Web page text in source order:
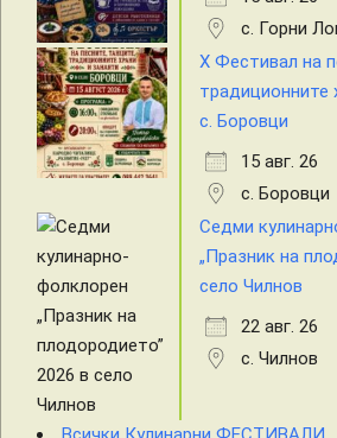
с. Горни
X Фестивал на
традиционните
с. Боровци
15 авг. 26
с. Боровци
Седми
„Празник на
село Чилнов
22 авг. 26
с. Чилнов